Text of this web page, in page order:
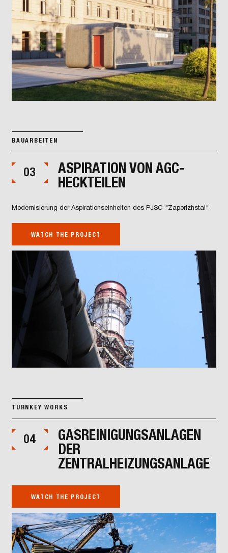
BAUARBEITEN
03
ASPIRATION VON AGC-
HECKTEILEN
Modernisierung der Aspirationseinheiten des PJSC "Zaporizhstal"
WATCH THE PROJECT
TURNKEY WORKS
04
GASREINIGUNGSANLAGEN
DER
ZENTRALHEIZUNGSANLAGE
WATCH THE PROJECT